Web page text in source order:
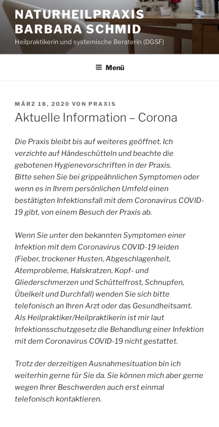
Zum
Inhalt
springen
NATURHEILPRAXIS
BARBARA SCHMID
Heilpraktikerin und systemische Beraterin (DGSF)
Menü
VERÖFFENTLICHT
AM
MÄRZ 18, 2020 VON PRAXIS
Aktuelle Information – Corona
Die Praxis bleibt bis auf weiteres geöffnet. Ich
verzichte auf Händeschütteln und beachte die
gebotenen Hygienevorschriften in der Praxis.
Bitte sehen Sie bei grippeähnlichen Symptomen oder
wenn es in Ihrem persönlichen Umfeld einen
bestätigten Infektionsfall mit dem Coronavirus COVID-
19 gibt, von einem Besuch der Praxis ab.
Wenn Sie unter den bekannten Symptomen einer
Infektion mit dem Coronavirus COVID-19 leiden
(Fieber, trockener Husten, Abgeschlagenheit,
Atemprobleme, Halskratzen, Kopf- und
Gliederschmerzen und Schüttelfrost, Schnupfen,
Übelkeit und Durchfall) wenden Sie sich bitte
telefonisch an Ihren Arzt oder das Gesundheitsamt.
Als Heilpraktiker/Heilpraktikerin ist mir laut
Infektionsschutzgesetz die Behandlung einer Infektion
mit dem Coronavirus COVID-19 nicht gestattet.
Trotz der derzeitigen Ausnahmesituation bin ich
weiterhin gerne für Sie da. Sie können mich aber gerne
wegen Ihrer Beschwerden auch erst einmal
telefonisch kontaktieren.